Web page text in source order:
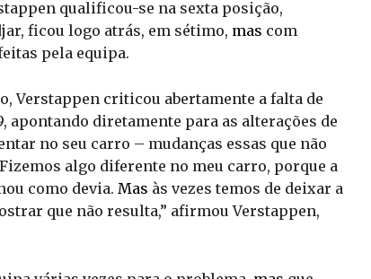
qualificou-se na sexta posição,
ficou logo atrás, em sétimo, mas com
pela equipa.
Verstappen criticou abertamente a falta de
apontando diretamente para as alterações de
no seu carro – mudanças essas que não
algo diferente no meu carro, porque a
como devia. Mas às vezes temos de deixar a
que não resulta,” afirmou Verstappen,